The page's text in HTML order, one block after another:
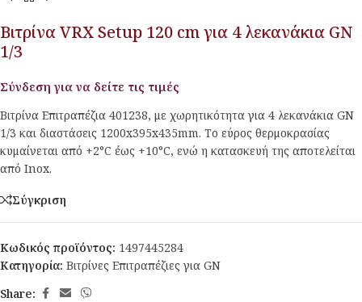
Βιτρίνα VRX Setup 120 cm για 4 λεκανάκια GN
1/3
Σύνδεση για να δείτε τις τιμές
Βιτρίνα Επιτραπέζια 401238, με χωρητικότητα για 4 λεκανάκια GN
1/3 και διαστάσεις 1200x395x435mm. Το εύρος θερμοκρασίας
κυμαίνεται από +2°C έως +10°C, ενώ η κατασκευή της αποτελείται
από Inox.
Σύγκριση
Κωδικός προϊόντος: 1497445284
Κατηγορία: Βιτρίνες Επιτραπέζιες για GN
Share: